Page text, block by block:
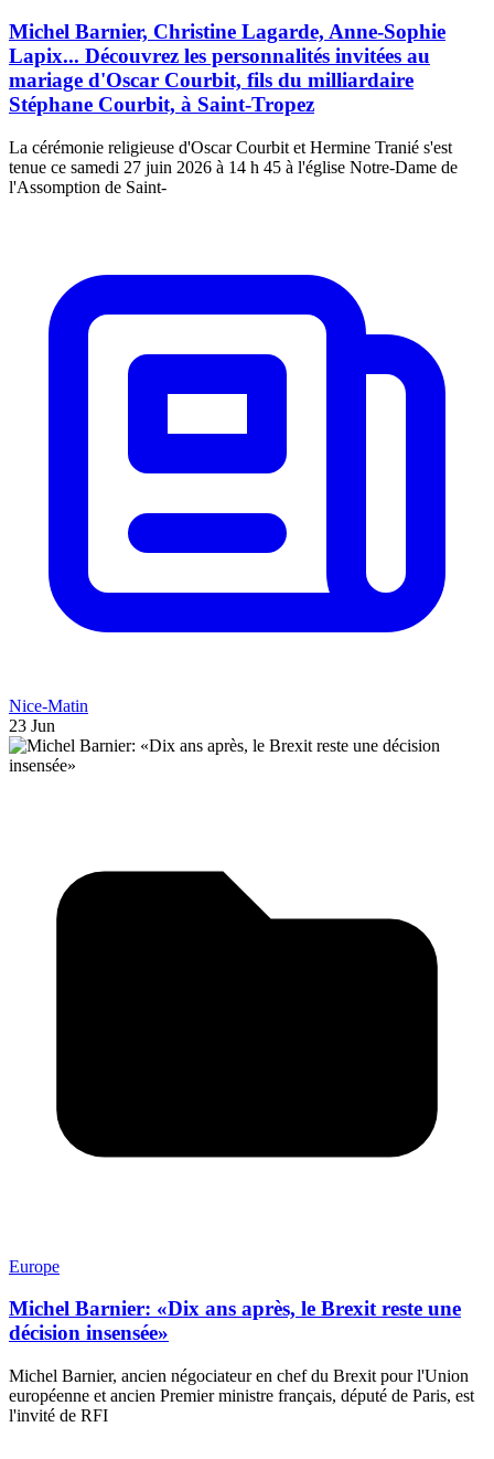
Michel Barnier, Christine Lagarde, Anne-Sophie
Lapix... Découvrez les personnalités invitées au
mariage d'Oscar Courbit, fils du milliardaire
Stéphane Courbit, à Saint-Tropez
La cérémonie religieuse d'Oscar Courbit et Hermine Tranié s'est
tenue ce samedi 27 juin 2026 à 14 h 45 à l'église Notre-Dame de
l'Assomption de Saint-
Nice-Matin
23 Jun
Europe
Michel Barnier: «Dix ans après, le Brexit reste une
décision insensée»
Michel Barnier, ancien négociateur en chef du Brexit pour l'Union
européenne et ancien Premier ministre français, député de Paris, est
l'invité de RFI